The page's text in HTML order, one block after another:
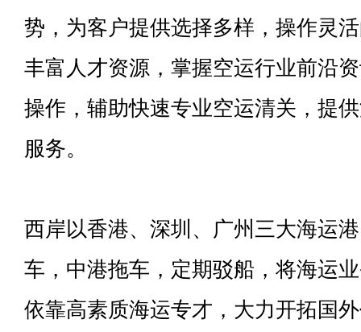
势，为客户提供选择多样，操作灵
丰富人才资源，掌握空运行业前沿
操作，辅助快速专业空运清关，提
服务。
西岸以香港、深圳、广州三大海运
车，中港拖车，定期驳船，将海运
依靠高素质海运专才，大力开拓国